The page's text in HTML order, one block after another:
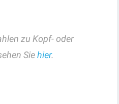
zu Kopf- oder
Siehier.